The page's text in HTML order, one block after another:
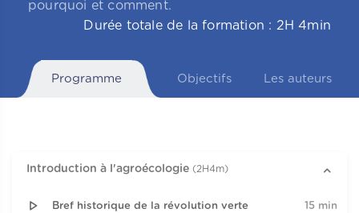
pourquoi et comment.
Durée totale de la formation : 2H 4min
Programme Objectifs Les auteurs
Introduction à l'agroécologie (2H4m)
Bref historique de la révolution verte 15 min